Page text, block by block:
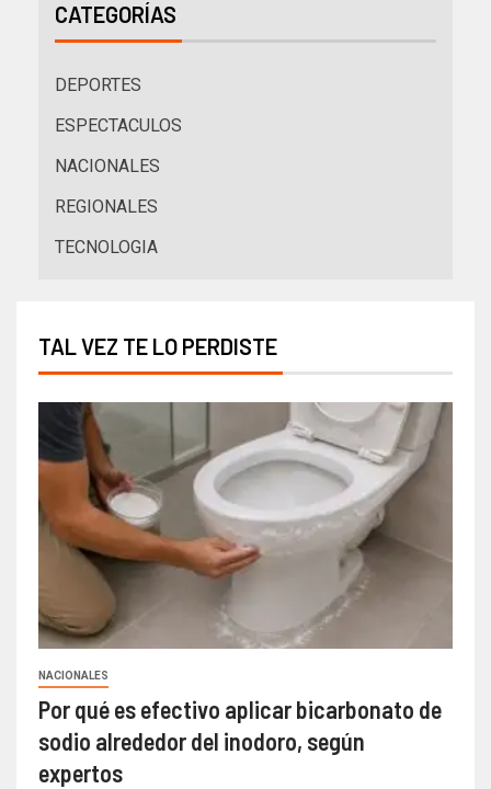
CATEGORÍAS
DEPORTES
ESPECTACULOS
NACIONALES
REGIONALES
TECNOLOGIA
TAL VEZ TE LO PERDISTE
NACIONALES
Por qué es efectivo aplicar bicarbonato de
sodio alrededor del inodoro, según
expertos